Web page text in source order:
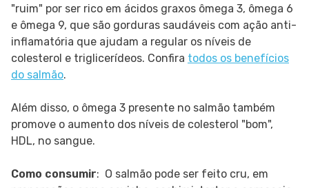
"ruim" por ser rico em ácidos graxos ômega 3, ômega 6
e ômega 9, que são gorduras saudáveis com ação anti-
inflamatória que ajudam a regular os níveis de
colesterol e triglicerídeos. Confira todos os benefícios
do salmão.
Além disso, o ômega 3 presente no salmão também
promove o aumento dos níveis de colesterol "bom",
HDL, no sangue.
Como consumir: O salmão pode ser feito cru, em